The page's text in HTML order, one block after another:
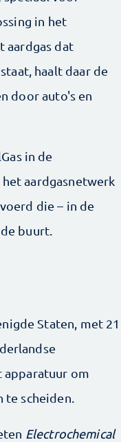
in het
aardgas dat
haalt daar de
door auto's en
in de
aardgasnetwerk
die – in de
buurt.
Staten, met 21
om
te scheiden.
Electrochemical